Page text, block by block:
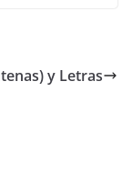
y Letras